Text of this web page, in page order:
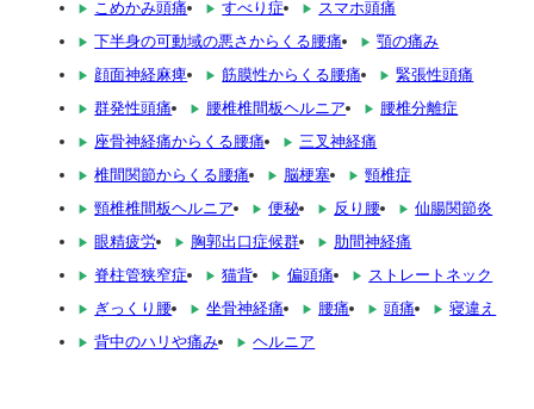
こめかみ頭痛 すべり症
スマホ頭痛
下半身の可動域の悪さからくる腰痛
顎の痛み
顔面神経麻痺
筋膜性からくる腰痛
緊張性頭痛
群発性頭痛
腰椎椎間板ヘルニア
腰椎分離症
座骨神経痛からくる腰痛
三叉神経痛
椎間関節からくる腰痛
脳梗塞
頸椎症
頸椎椎間板ヘルニア
便秘 反り腰
仙腸関節炎
眼精疲労
胸郭出口症候群
肋間神経痛
脊柱管狭窄症
猫背 偏頭痛
ストレートネック
ぎっくり腰
坐骨神経痛 腰痛 頭痛
寝違え
背中のハリや痛み
ヘルニア